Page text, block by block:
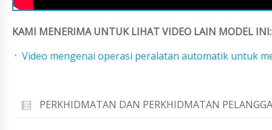
KAMI MENERIMA UNTUK LIHAT VIDEO LAIN MODEL INI:
Video mengenai operasi peralatan automatik untuk
PERKHIDMATAN DAN PERKHIDMATAN